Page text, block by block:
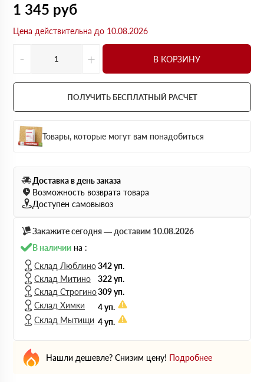
1 345 руб
Цена действительна до 10.08.2026
- + В КОРЗИНУ
ПОЛУЧИТЬ БЕСПЛАТНЫЙ РАСЧЕТ
Товары, которые могут вам понадобиться
Доставка в день заказа
Возможность возврата товара
Доступен самовывоз
Закажите сегодня — доставим 10.08.2026
В наличии на :
Склад Люблино342 уп.
Склад Митино
322 уп.
Склад Строгино309 уп.
Склад Химки
4 уп.
Склад Мытищи 4 уп.
Нашли дешевле? Снизим цену! Подробнее